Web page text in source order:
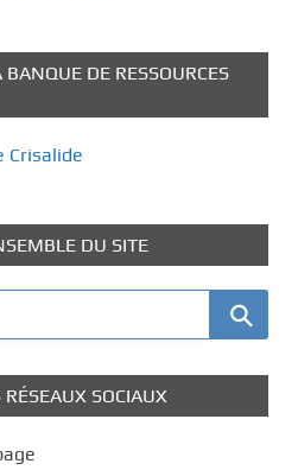
DE RESSOURCES
Crisalide
DU SITE
SOCIAUX